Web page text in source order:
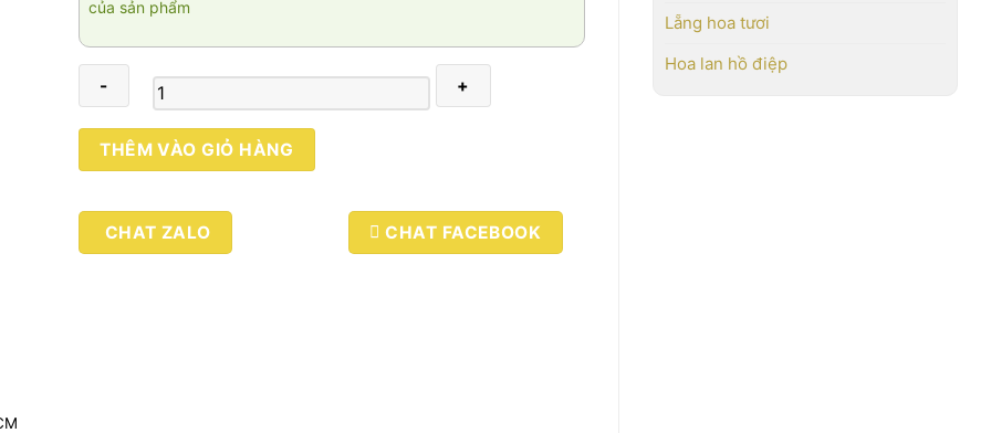
Lẵng hoa tươi
Hoa lan hồ điệp
của sản phẩm
Hương
đồng
số
lượng
THÊM VÀO GIỎ HÀNG
CHAT ZALO CHAT FACEBOOK